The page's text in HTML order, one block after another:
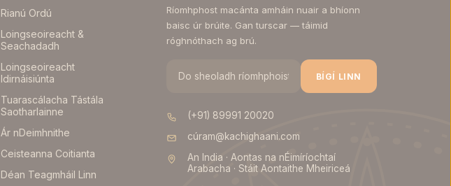
Rianú Ordú
Loingseoireacht &
Seachadadh
Loingseoireacht
Idirnáisiúnta
Tuarascálacha Tástála
Saotharlainne
Ár nDeimhnithe
Ceisteanna Coitianta
Déan Teagmháil Linn
Ríomhphost macánta amháin nuair a bhíonn
baisc úr brúite. Gan turscar — táimid
róghnóthach ag brú.
BÍGÍ LINN
(+91) 89991 20020
cúram@kachighaani.com
An India · Aontas na nÉimíríochtaí
Arabacha · Stáit Aontaithe Mheiriceá
한국어
Italiano
Español